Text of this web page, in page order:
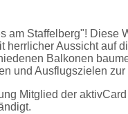
am Staffelberg"! Diese
herrlicher Aussicht auf
Balkonen
und Ausflugszielen zur
Mitglied der
ausgehändigt.